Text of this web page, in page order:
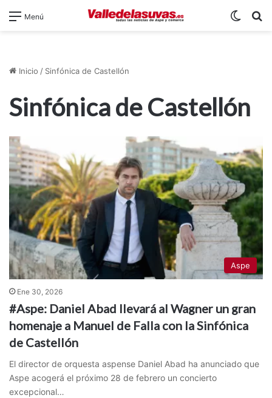
Menú
Inicio / Sinfónica de Castellón
Sinfónica de Castellón
Aspe
Ene 30, 2026
#Aspe: Daniel Abad llevará al Wagner un gran
homenaje a Manuel de Falla con la Sinfónica
de Castellón
El director de orquesta aspense Daniel Abad ha anunciado que
Aspe acogerá el próximo 28 de febrero un concierto
excepcional…